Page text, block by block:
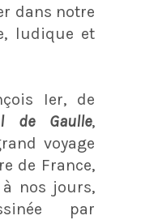
dans notre
ludique et
Ier, de
de Gaulle,
voyage
de France,
nos jours,
par